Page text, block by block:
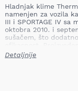
Hladnjak klime
namenjen za vozila
III i SPORTAGE IV sa
oktobra 2010. i
sušačem, što
efikasnost.
osigurava
Detaljnije